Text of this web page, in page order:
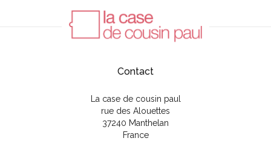
Contact
La case de cousin paul
rue des Alouettes
37240 Manthelan
France